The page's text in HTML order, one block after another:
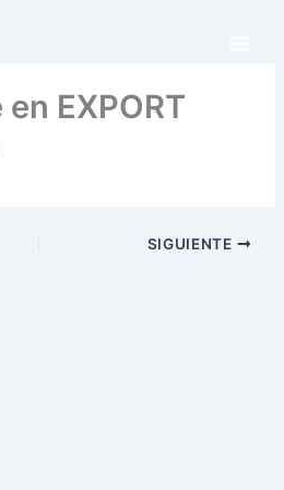
EXPORT
SIGUIENTE